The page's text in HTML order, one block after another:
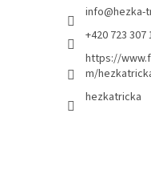
info@hezka-
+420 723 307
https://
m/
hezkatricka